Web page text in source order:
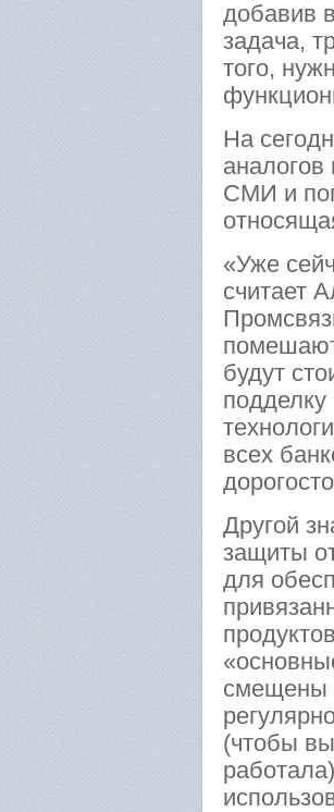
добавив
задача,
того,
На
СМИ и
«Уже
считает
будут
подделку
всех
Другой
защиты
для
смещены
(чтобы